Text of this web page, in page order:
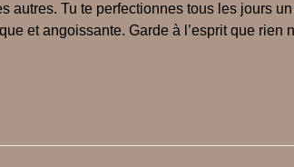
Tu te perfectionnes tous les jours
et angoissante. Garde à l’esprit que